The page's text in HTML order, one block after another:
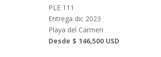
PLE 111
Entrega dic 2023
Playa del Carmen
Desde $ 146,500 USD